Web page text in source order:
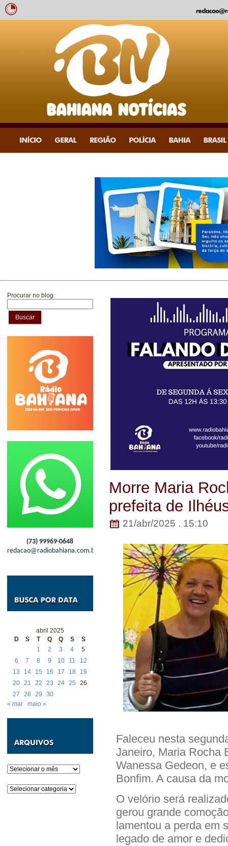
Procurar no blog:
Buscar
(73) 99969-0648
redacao@radiobahiana.com.br
abril 2025
D
S T Q Q S
S
1
2 3 4
5
6
7 8 9 10 11
12
13
14 15 16 17 18
19
20 21 22 23 24 25
26
27
28 29
30
« mar
maio »
Arquivos
Categorias
Morre Maria
prefeita de
21/abr/2025 . 15:10
Faleceu nesta
Janeiro, Maria Rocha
Wanessa Gedeon, e
Bonfim. A causa da
O velório será
gerou grande
lamentou a perda em
legado de amor e